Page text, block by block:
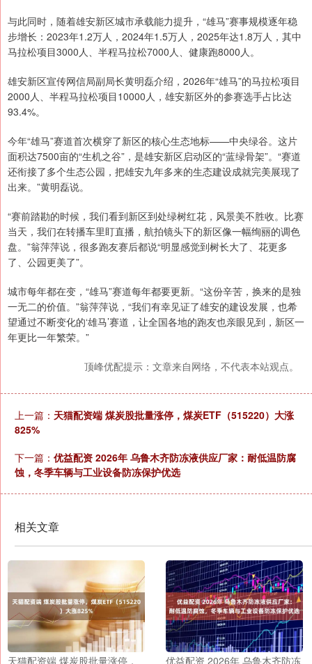
与此同时，随着雄安新区城市承载能力提升，“雄马”赛事规模逐年稳
步增长：2023年1.2万人，2024年1.5万人，2025年达1.8万人，其中
马拉松项目3000人、半程马拉松7000人、健康跑8000人。
雄安新区宣传网信局副局长黄明磊介绍，2026年“雄马”的马拉松项目
2000人、半程马拉松项目10000人，雄安新区外的参赛选手占比达
93.4%。
今年“雄马”赛道首次横穿了新区的核心生态地标——中央绿谷。这片
面积达7500亩的“生机之谷”，是雄安新区启动区的“蓝绿骨架”。“赛道
还衔接了多个生态公园，把雄安九年多来的生态建设成就完美展现了
出来。”黄明磊说。
“赛前踏勘的时候，我们看到新区到处绿树红花，风景美不胜收。比赛
当天，我们在转播车里盯直播，航拍镜头下的新区像一幅绚丽的调色
盘。”翁萍萍说，很多跑友赛后都说“明显感觉到树长大了、花更多
了、公园更美了”。
城市每年都在变，“雄马”赛道每年都要更新。“这份辛苦，换来的是独
一无二的价值。”翁萍萍说，“我们有幸见证了雄安的建设发展，也希
望通过不断变化的‘雄马’赛道，让全国各地的跑友也亲眼见到，新区一
年更比一年繁荣。”
顶峰优配提示：文章来自网络，不代表本站观点。
上一篇： 天猫配资端 煤炭股批量涨停，煤炭ETF（515220）大涨
825%
下一篇： 优益配资 2026年 乌鲁木齐防冻液供应厂家：耐低温防腐
蚀，冬季车辆与工业设备防冻保护优选
相关文章
天猫配资端 煤炭股批量涨停， 优益配资 2026年 乌鲁木齐防冻